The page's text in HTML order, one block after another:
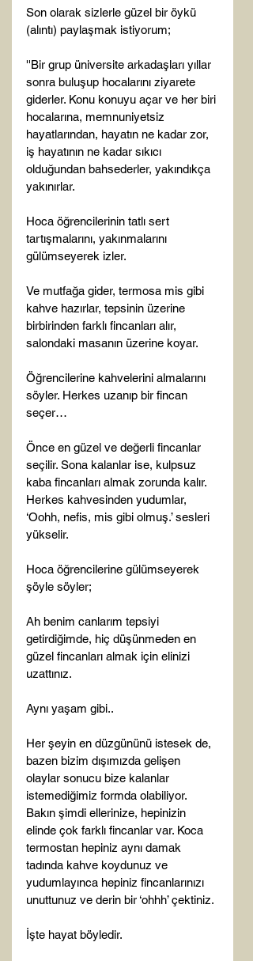
Son olarak sizlerle güzel bir öykü
(alıntı) paylaşmak istiyorum;
''Bir grup üniversite arkadaşları yıllar
sonra buluşup hocalarını ziyarete
giderler. Konu konuyu açar ve her biri
hocalarına, memnuniyetsiz
hayatlarından, hayatın ne kadar zor,
iş hayatının ne kadar sıkıcı
olduğundan bahsederler, yakındıkça
yakınırlar.
Hoca öğrencilerinin tatlı sert
tartışmalarını, yakınmalarını
gülümseyerek izler.
Ve mutfağa gider, termosa mis gibi
kahve hazırlar, tepsinin üzerine
birbirinden farklı fincanları alır,
salondaki masanın üzerine koyar.
Öğrencilerine kahvelerini almalarını
söyler. Herkes uzanıp bir fincan
seçer…
Önce en güzel ve değerli fincanlar
seçilir. Sona kalanlar ise, kulpsuz
kaba fincanları almak zorunda kalır.
Herkes kahvesinden yudumlar,
‘Oohh, nefis, mis gibi olmuş.’ sesleri
yükselir.
Hoca öğrencilerine gülümseyerek
şöyle söyler;
Ah benim canlarım tepsiyi
getirdiğimde, hiç düşünmeden en
güzel fincanları almak için elinizi
uzattınız.
Aynı yaşam gibi..
Her şeyin en düzgününü istesek de,
bazen bizim dışımızda gelişen
olaylar sonucu bize kalanlar
istemediğimiz formda olabiliyor.
Bakın şimdi ellerinize, hepinizin
elinde çok farklı fincanlar var. Koca
termostan hepiniz aynı damak
tadında kahve koydunuz ve
yudumlayınca hepiniz fincanlarınızı
unuttunuz ve derin bir ‘ohhh’ çektiniz.
İşte hayat böyledir.